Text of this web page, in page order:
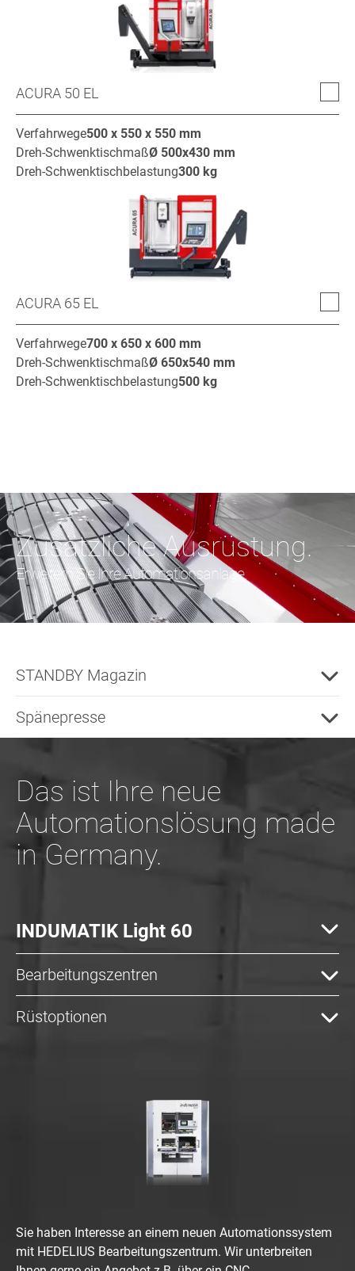
ACURA 50 EL
Verfahrwege500 x 550 x 550 mm
Dreh-SchwenktischmaßØ 500x430 mm
Dreh-Schwenktischbelastung300 kg
ACURA 65 EL
Verfahrwege700 x 650 x 600 mm
Dreh-SchwenktischmaßØ 650x540 mm
Dreh-Schwenktischbelastung500 kg
Zusätzliche Ausrüstung.
Erweitern Sie Ihre Automationsanlage.
STANDBY Magazin
Spänepresse
Das ist Ihre neue
Automationslösung made
in Germany.
INDUMATIK Light 60
Bearbeitungszentren
Rüstoptionen
Sie haben Interesse an einem neuen Automationssystem
mit HEDELIUS Bearbeitungszentrum. Wir unterbreiten